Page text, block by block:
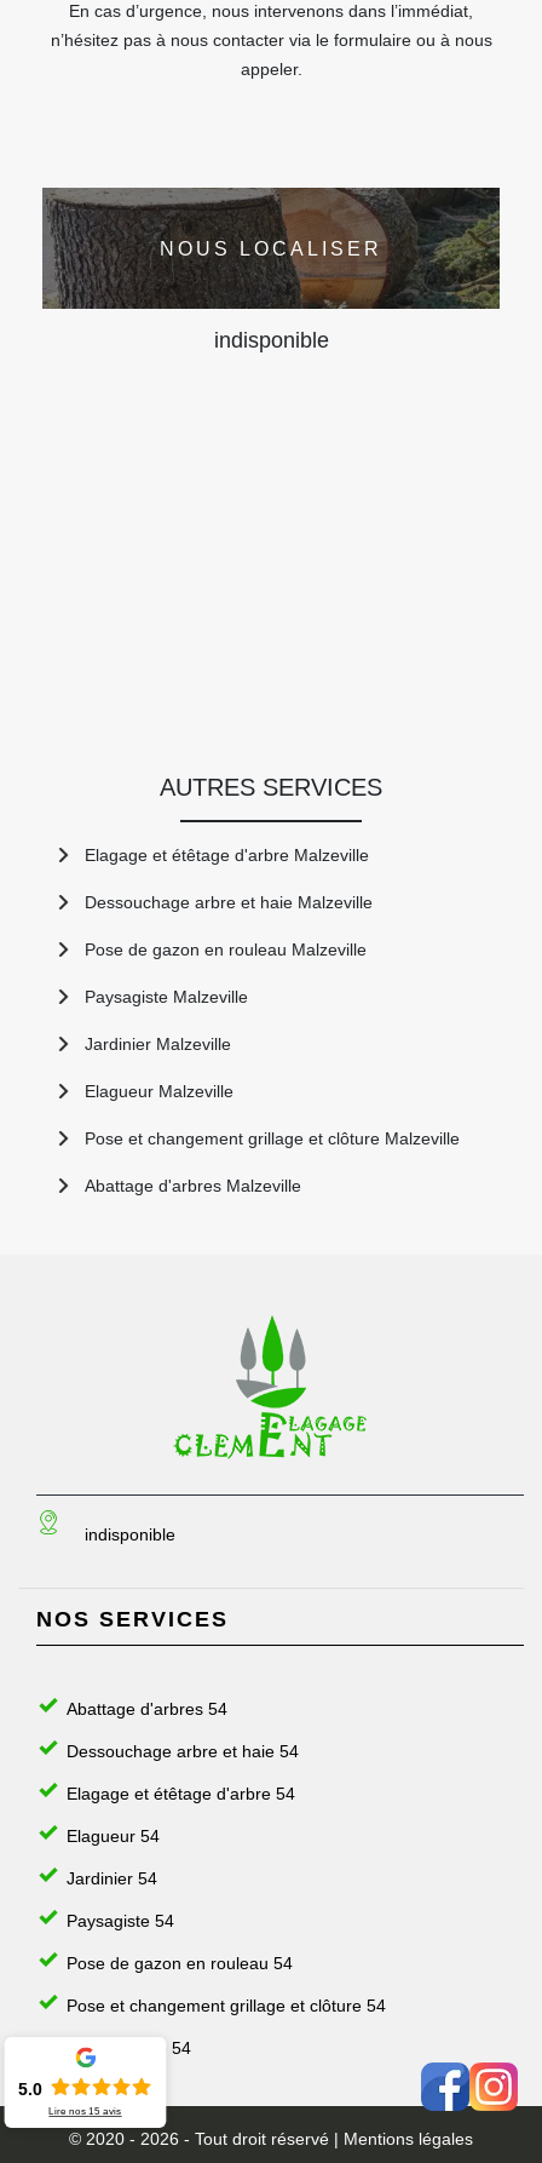
En cas d’urgence, nous intervenons dans l’immédiat,
n’hésitez pas à nous contacter via le formulaire ou à nous
appeler.
NOUS LOCALISER
indisponible
AUTRES SERVICES
Elagage et étêtage d'arbre Malzeville
Dessouchage arbre et haie Malzeville
Pose de gazon en rouleau Malzeville
Paysagiste Malzeville
Jardinier Malzeville
Elagueur Malzeville
Pose et changement grillage et clôture Malzeville
Abattage d'arbres Malzeville
indisponible
NOS SERVICES
Abattage d'arbres 54
Dessouchage arbre et haie 54
Elagage et étêtage d'arbre 54
Elagueur 54
Jardinier 54
Paysagiste 54
Pose de gazon en rouleau 54
Pose et changement grillage et clôture 54
Taille de haie 54
© 2020 - 2026 - Tout droit réservé | Mentions légales
5.0
Lire nos15 avis